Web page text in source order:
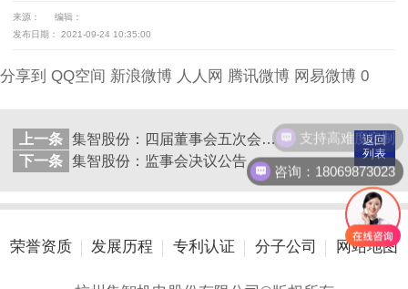
来源：
编辑：
发布日期： 2021-09-24 10:35:00
分享到 QQ空间 新浪微博 人人网 腾讯微博 网易微博 0
返回
列表
上一条
集智股份：四届董事会五次会议决议公告
下一条 集智股份：监事会决议公告
荣誉资质 发展历程 专利认证 分子公司 网站地图
支持高难度定制
咨询：18069873023